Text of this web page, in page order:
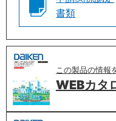
書類
この製品の情報
WEBカタ